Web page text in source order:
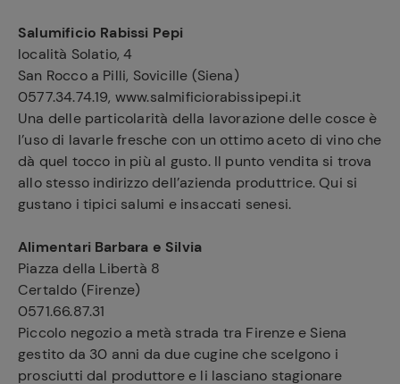
Salumificio Rabissi Pepi
località Solatio, 4
San Rocco a Pilli, Sovicille (Siena)
0577.34.74.19, www.salmificiorabissipepi.it
Una delle particolarità della lavorazione delle cosce è
l’uso di lavarle fresche con un ottimo aceto di vino che
dà quel tocco in più al gusto. Il punto vendita si trova
allo stesso indirizzo dell’azienda produttrice. Qui si
gustano i tipici salumi e insaccati senesi.
Alimentari Barbara e Silvia
Piazza della Libertà 8
Certaldo (Firenze)
0571.66.87.31
Piccolo negozio a metà strada tra Firenze e Siena
gestito da 30 anni da due cugine che scelgono i
prosciutti dal produttore e li lasciano stagionare